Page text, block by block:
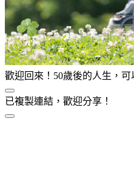
歡迎回來！50歲後的人生，可
已複製連結，歡迎分享！